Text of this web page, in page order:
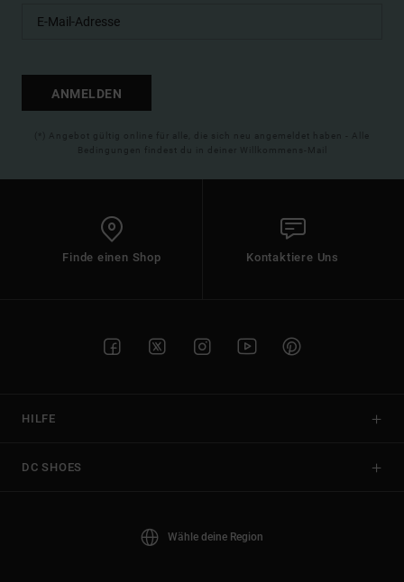
ANMELDEN
(*) Angebot gültig online für alle, die sich neu angemeldet haben - Alle
Bedingungen findest du in deiner Willkommens-Mail
Finde einen Shop Kontaktiere Uns
HILFE
DC SHOES
Wähle deine Region